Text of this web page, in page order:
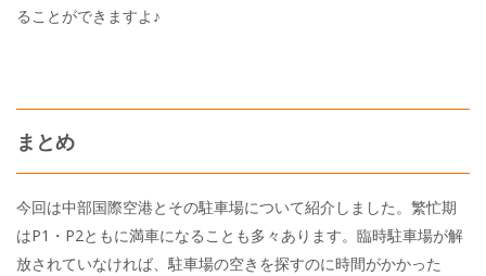
ることができますよ♪
まとめ
今回は中部国際空港とその駐車場について紹介しました。繁忙期
はP1・P2ともに満車になることも多々あります。臨時駐車場が解
放されていなければ、駐車場の空きを探すのに時間がかかった